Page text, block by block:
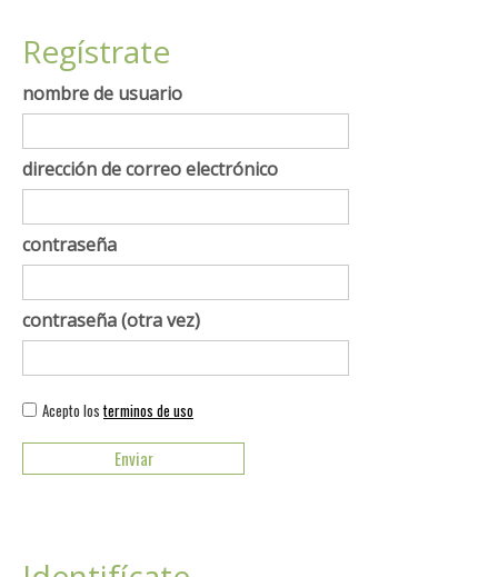
Regístrate
nombre de usuario
dirección de correo electrónico
contraseña
contraseña (otra vez)
Acepto los terminos de uso